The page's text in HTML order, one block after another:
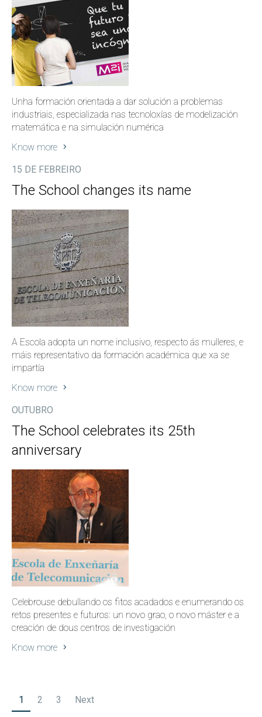
Unha formación orientada a dar solución a problemas
industriais, especializada nas tecnoloxías de modelización
matemática e na simulación numérica
Know more
15 DE FEBREIRO
The School changes its name
A Escola adopta un nome inclusivo, respecto ás mulleres, e
máis representativo da formación académica que xa se
impartía
Know more
OUTUBRO
The School celebrates its 25th
anniversary
Celebrouse debullando os fitos acadados e enumerando os
retos presentes e futuros: un novo grao, o novo máster e a
creación de dous centros de investigación
Know more
pagination
1 2 3 Next